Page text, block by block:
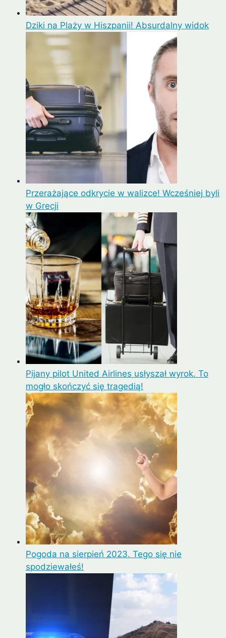
Dziki na Plaży w Hiszpanii! Absurdalny widok
Przerażające odkrycie w walizce! Wcześniej byli
w Grecji
Pijany pilot United Airlines usłyszał wyrok. To
mogło skończyć się tragedią!
Pogoda na sierpień 2023. Tego się nie
spodziewałeś!